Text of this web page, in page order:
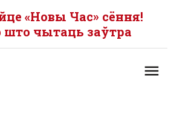
«Новы Час» сёння!
што чытаць заўтра